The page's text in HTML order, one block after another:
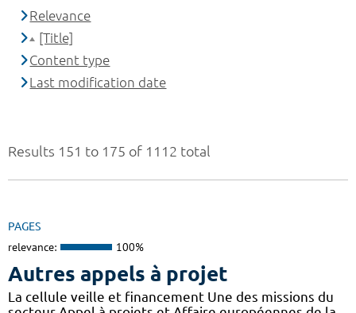
Results 151 to 175 of 1112 total
PAGES
relevance: 100%
Autres appels à projet
La cellule veille et financement Une des missions du
Relevance
[Title]
Content type
Last modification date